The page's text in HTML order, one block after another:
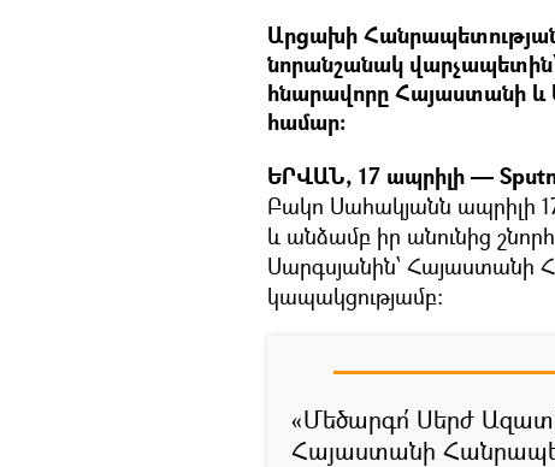
Արցախի
նորանշանակ վարչապետին`
հնարավորը Հայաստանի
համար։
ԵՐՎԱՆ, 17 ապրիլի —
Բակո Սահակյանն ապրիլի
և անձամբ իր անունից
Սարգսյանին՝ Հայաստանի
կապակցությամբ:
«Մեծարգո՛ Սերժ
Հայաստանի